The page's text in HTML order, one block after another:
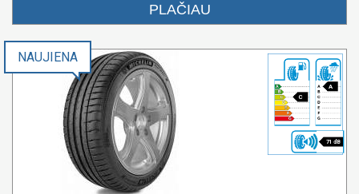
PLAČIAU
C
A
71 dB
NAUJIENA